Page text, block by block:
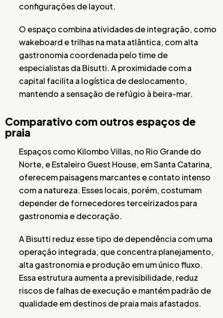
configurações de layout.
O espaço combina atividades de integração, como
wakeboard e trilhas na mata atlântica, com alta
gastronomia coordenada pelo time de
especialistas da Bisutti. A proximidade com a
capital facilita a logística de deslocamento,
mantendo a sensação de refúgio à beira-mar.
Comparativo com outros espaços de
praia
Espaços como Kilombo Villas, no Rio Grande do
Norte, e Estaleiro Guest House, em Santa Catarina,
oferecem paisagens marcantes e contato intenso
com a natureza. Esses locais, porém, costumam
depender de fornecedores terceirizados para
gastronomia e decoração.
A Bisutti reduz esse tipo de dependência com uma
operação integrada, que concentra planejamento,
alta gastronomia e produção em um único fluxo.
Essa estrutura aumenta a previsibilidade, reduz
riscos de falhas de execução e mantém padrão de
qualidade em destinos de praia mais afastados.